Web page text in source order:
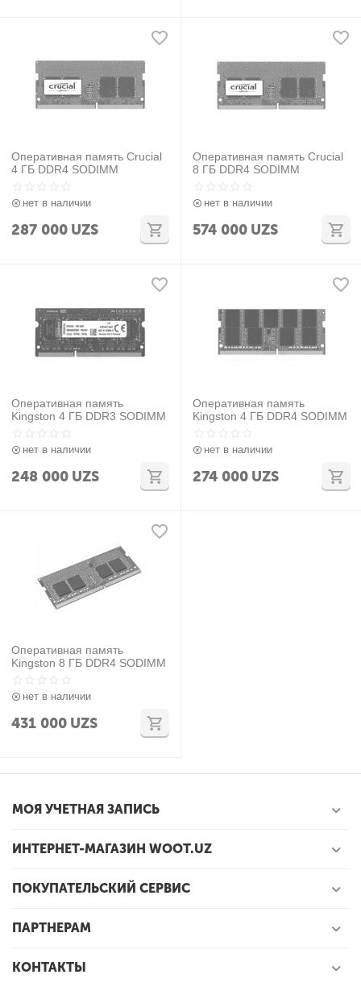
Оперативная память Crucial
4 ГБ DDR4 SODIMM
нет в наличии
287 000 UZS
Оперативная память Crucial
8 ГБ DDR4 SODIMM
нет в наличии
574 000 UZS
Оперативная память
Kingston 4 ГБ DDR3 SODIMM
нет в наличии
248 000 UZS
Оперативная память
Kingston 4 ГБ DDR4 SODIMM
нет в наличии
274 000 UZS
Оперативная память
Kingston 8 ГБ DDR4 SODIMM
нет в наличии
431 000 UZS
МОЯ УЧЕТНАЯ ЗАПИСЬ
ИНТЕРНЕТ-МАГАЗИН WOOT.UZ
ПОКУПАТЕЛЬСКИЙ СЕРВИС
ПАРТНЕРАМ
КОНТАКТЫ